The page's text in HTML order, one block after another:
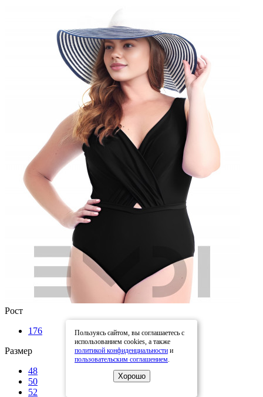
Рост
176
Размер
48
50
52
Пользуясь сайтом, вы соглашаетесь с
использованием cookies, а также
политикой конфиденциальности и
пользовательским соглашением.
Хорошо